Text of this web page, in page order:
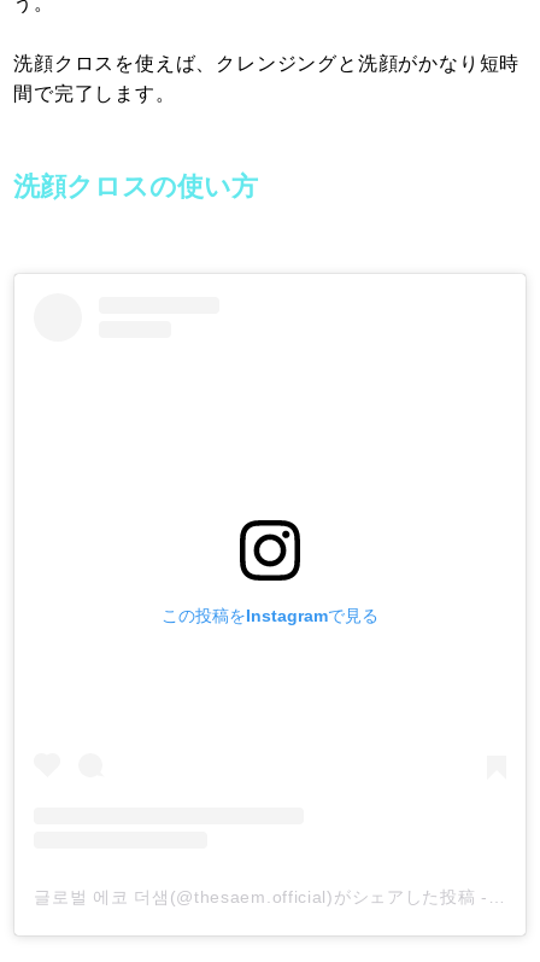
洗顔クロスを使えば、クレンジングと洗顔がかなり短時
間で完了します。
洗顔クロスの使い方
この投稿をInstagramで見る
글로벌 에코 더샘(@thesaem.official)がシェアした投稿 -